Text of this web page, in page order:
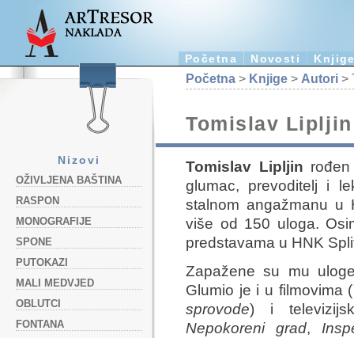
Početna Novosti
Nizovi
OŽIVLJENA BAŠTINA
RASPON
MONOGRAFIJE
SPONE
PUTOKAZI
MALI MEDVJED
OBLUTCI
FONTANA
Početna > Knjige > Autori >
Tomislav Lipljin
Tomislav Lipljin
glumac, prevoditelj i
stalnom angažmanu u
više od 150 uloga.
predstavama u HNK
Zapažene su mu
Glumio je i u filmovima (
sprovode) i
Nepokoreni grad,